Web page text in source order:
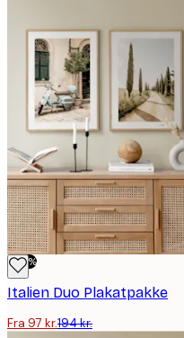
-50%
Italien Duo Plakatpakke
Fra 97 kr.194 kr.